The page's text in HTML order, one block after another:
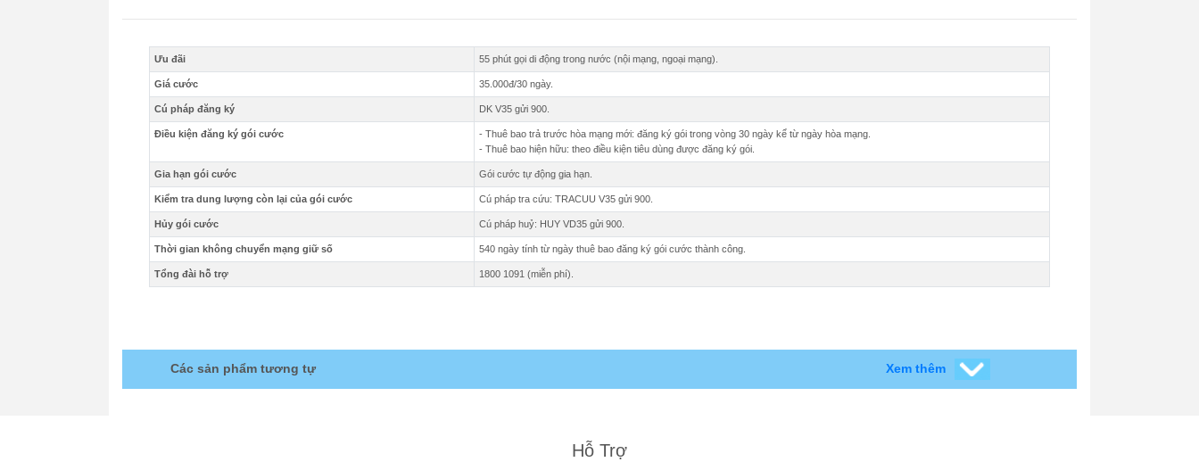
Ưu đãi 55 phút gọi di động trong nước (nội mạng, ngoại mạng).
Giá cước 35.000đ/30 ngày.
Cú pháp đăng ký DK V35 gửi 900.
Điều kiện đăng ký gói cước
- Thuê bao trả trước hòa mạng mới: đăng ký gói trong vòng 30 ngày kể từ ngày hòa mạng.
- Thuê bao hiện hữu: theo điều kiện tiêu dùng được đăng ký gói.
Gia hạn gói cước Gói cước tự động gia hạn.
Kiểm tra dung lượng còn lại của gói cước Cú pháp tra cứu: TRACUU V35 gửi 900.
Hủy gói cước Cú pháp huỷ: HUY VD35 gửi 900.
Thời gian không chuyển mạng giữ số 540 ngày tính từ ngày thuê bao đăng ký gói cước thành công.
Tổng đài hỗ trợ 1800 1091 (miễn phí).
Các sản phẩm tương tự Xem thêm
Hỗ Trợ